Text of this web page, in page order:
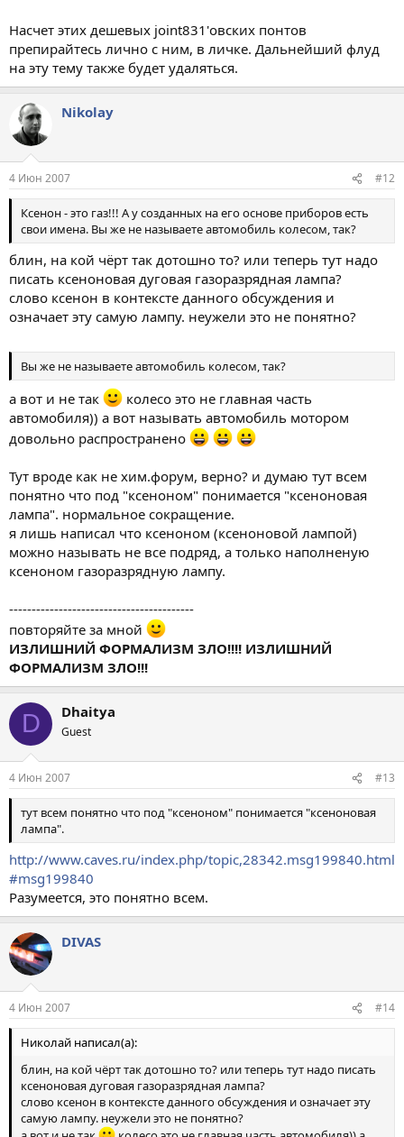
Насчет этих дешевых joint831'овских понтов
препирайтесь лично с ним, в личке. Дальнейший флуд
на эту тему также будет удаляться.
Nikolay
4 Июн 2007 #12
Ксенон - это газ!!! А у созданных на его основе приборов есть
свои имена. Вы же не называете автомобиль колесом, так?
блин, на кой чёрт так дотошно то? или теперь тут надо
писать ксеноновая дуговая газоразрядная лампа?
слово ксенон в контексте данного обсуждения и
означает эту самую лампу. неужели это не понятно?
Вы же не называете автомобиль колесом, так?
а вот и не так
колесо это не главная часть
автомобиля)) а вот называть автомобиль мотором
довольно распространено
Тут вроде как не хим.форум, верно? и думаю тут всем
понятно что под "ксеноном" понимается "ксеноновая
лампа". нормальное сокращение.
я лишь написал что ксеноном (ксеноновой лампой)
можно называть не все подряд, а только наполненую
ксеноном газоразрядную лампу.
-----------------------------------------
повторяйте за мной
ИЗЛИШНИЙ ФОРМАЛИЗМ ЗЛО!!!! ИЗЛИШНИЙ
ФОРМАЛИЗМ ЗЛО!!!
D Dhaitya
Guest
4 Июн 2007 #13
тут всем понятно что под "ксеноном" понимается "ксеноновая
лампа".
http://www.caves.ru/index.php/topic,28342.msg199840.html
#msg199840
Разумеется, это понятно всем.
DIVAS
4 Июн 2007 #14
Николай написал(а):
блин, на кой чёрт так дотошно то? или теперь тут надо писать
ксеноновая дуговая газоразрядная лампа?
слово ксенон в контексте данного обсуждения и означает эту
самую лампу. неужели это не понятно?